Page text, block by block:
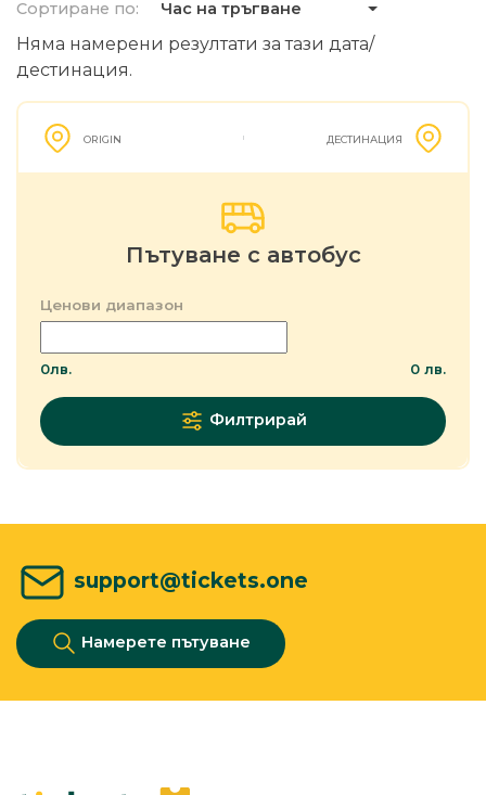
Сортиране по: Час на тръгване
Няма намерени резултати за тази дата/
дестинация.
ORIGIN ДЕСТИНАЦИЯ
Пътуване с автобус
Ценови диапазон
0лв. 0 лв.
Филтрирай
support@tickets.one
Намерете пътуване